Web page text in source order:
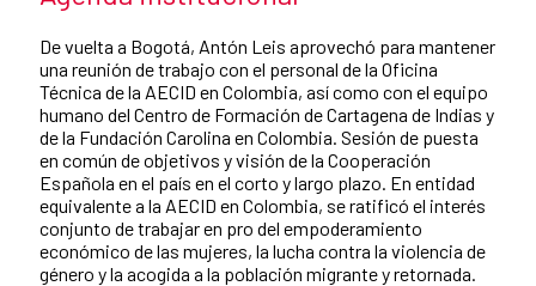
De vuelta a Bogotá, Antón Leis aprovechó para mantener
una reunión de trabajo con el personal de la Oficina
Técnica de la AECID en Colombia, así como con el equipo
humano del Centro de Formación de Cartagena de Indias y
de la Fundación Carolina en Colombia. Sesión de puesta
en común de objetivos y visión de la Cooperación
Española en el país en el corto y largo plazo. En entidad
equivalente a la AECID en Colombia, se ratificó el interés
conjunto de trabajar en pro del empoderamiento
económico de las mujeres, la lucha contra la violencia de
género y la acogida a la población migrante y retornada.